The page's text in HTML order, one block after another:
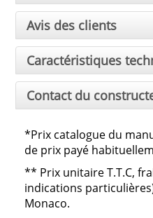
Avis des clients
Caractéristiques
Contact du
*Prix catalogue du
de prix payé
** Prix unitaire T.T.C,
indications
Monaco.